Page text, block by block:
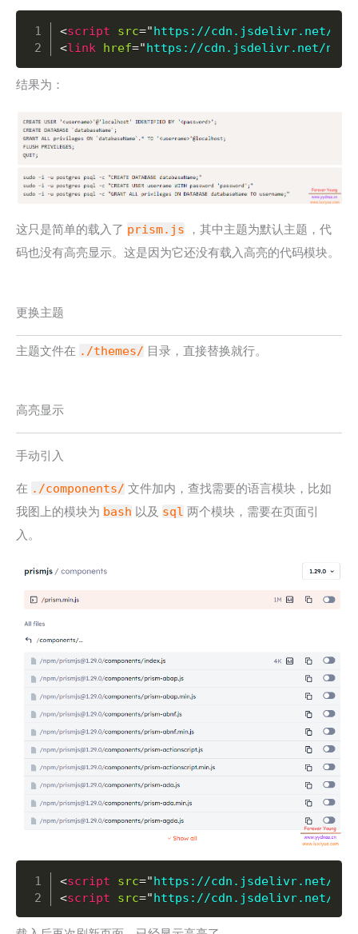
<script src="https://cdn.jsdelivr.net/
<link href="https://cdn.jsdelivr.net/npm/
Copy
结果为：
这只是简单的载入了 prism.js ，其中主题为默认主题，代
码也没有高亮显示。这是因为它还没有载入高亮的代码模块。
更换主题
主题文件在 ./themes/ 目录，直接替换就行。
高亮显示
手动引入
在 ./components/ 文件加内，查找需要的语言模块，比如
我图上的模块为 bash 以及 sql 两个模块，需要在页面引
入。
<script src="https://cdn.jsdelivr.net/npm/
<script src="https://cdn.jsdelivr.net/npm/